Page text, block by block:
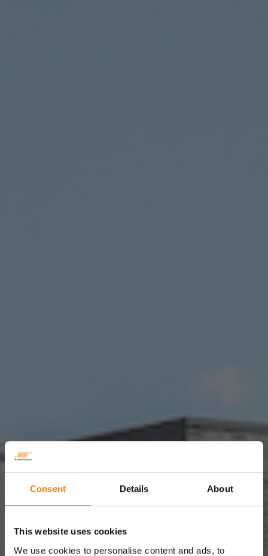
Consent Details About
This website uses cookies
We use cookies to personalise content and ads, to